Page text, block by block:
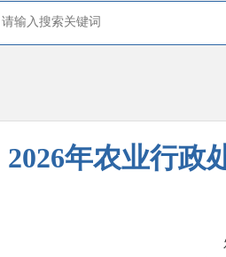
2026年农业行政